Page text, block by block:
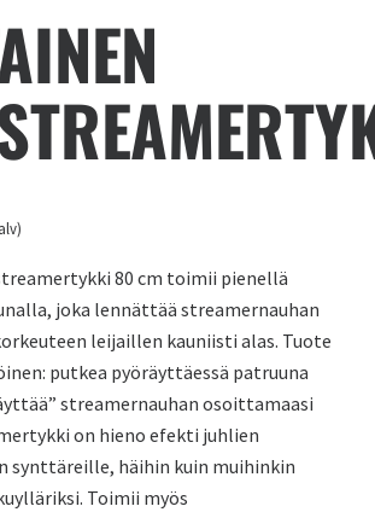
80 cm toimii pienellä
joka lennättää streamernauhan
leijaillen kauniisti alas. Tuote
putkea pyöräyttäessä patruuna
streamernauhan osoittamaasi
on hieno efekti juhlien
synttäreille, häihin kuin muihinkin
Toimii myös